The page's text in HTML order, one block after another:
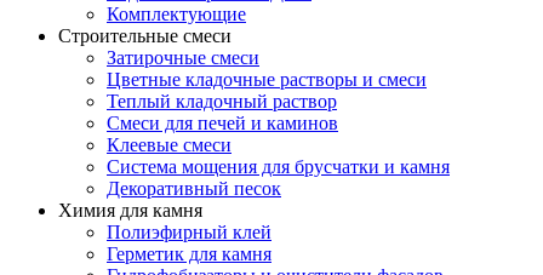
Комплектующие
Строительные смеси
Затирочные смеси
Цветные кладочные растворы и смеси
Теплый кладочный раствор
Смеси для печей и каминов
Клеевые смеси
Система мощения для брусчатки и камня
Декоративный песок
Химия для камня
Полиэфирный клей
Герметик для камня